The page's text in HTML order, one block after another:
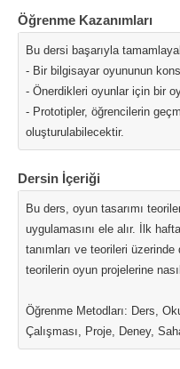
Öğrenme Kazanımları
Bu dersi başarıyla
- Bir bilgisayar oyununun
- Önerdikleri oyunlar için bir
- Prototipler, öğrencilerin
oluşturulabilecektir.
Dersin İçeriği
Bu ders, oyun tasarımı
uygulamasını ele alır. İlk
tanımları ve teorileri
teorilerin oyun projelerine
Öğrenme Metodları: Ders,
Çalışması, Proje, Deney,